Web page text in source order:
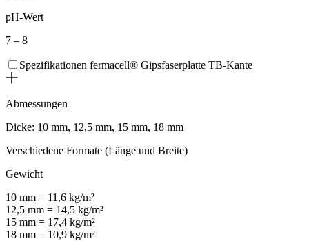
pH-Wert
7 – 8
Spezifikationen fermacell® Gipsfaserplatte TB-Kante
Abmessungen
Dicke: 10 mm, 12,5 mm, 15 mm, 18 mm
Verschiedene Formate (Länge und Breite)
Gewicht
10 mm = 11,6 kg/m²
12,5 mm = 14,5 kg/m²
15 mm = 17,4 kg/m²
18 mm = 10,9 kg/m²